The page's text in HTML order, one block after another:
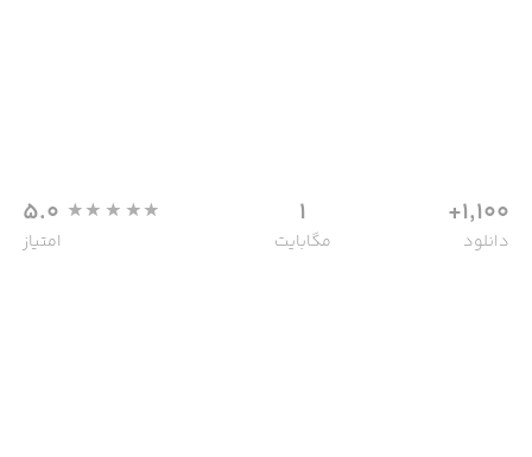
1,100+
دانلود
1
مگابایت
5.0
امتیاز